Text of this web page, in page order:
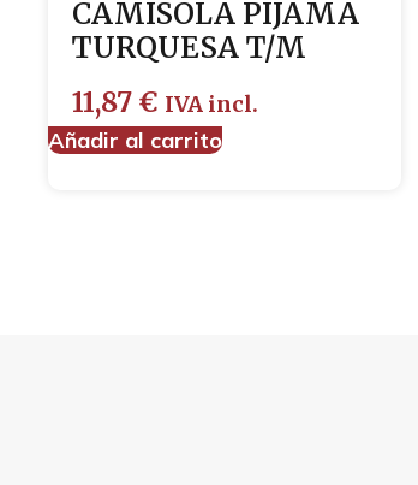
CAMISOLA PIJAMA
TURQUESA T/M
11,87 € IVA incl.
Añadir al carrito